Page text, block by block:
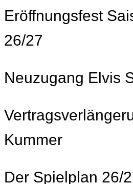
Eröffnungsfest
26/27
Neuzugang Elvis
Kummer
Der Spielplan 26/